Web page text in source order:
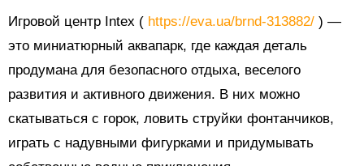
Игровой центр Intex ( https://eva.ua/brnd-313882/ ) —
это миниатюрный аквапарк, где каждая деталь
продумана для безопасного отдыха, веселого
развития и активного движения. В них можно
скатываться с горок, ловить струйки фонтанчиков,
играть с надувными фигурками и придумывать